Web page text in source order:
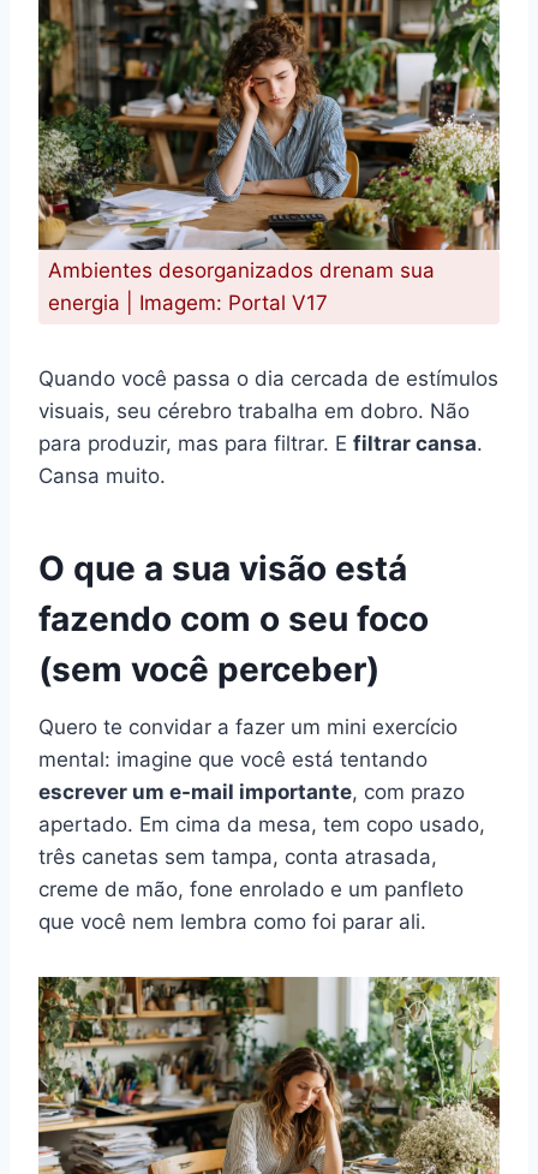
Ambientes desorganizados drenam sua
energia | Imagem: Portal V17
Quando você passa o dia cercada de estímulos
visuais, seu cérebro trabalha em dobro. Não
para produzir, mas para filtrar. E filtrar cansa.
Cansa muito.
O que a sua visão está
fazendo com o seu foco
(sem você perceber)
Quero te convidar a fazer um mini exercício
mental: imagine que você está tentando
escrever um e-mail importante, com prazo
apertado. Em cima da mesa, tem copo usado,
três canetas sem tampa, conta atrasada,
creme de mão, fone enrolado e um panfleto
que você nem lembra como foi parar ali.